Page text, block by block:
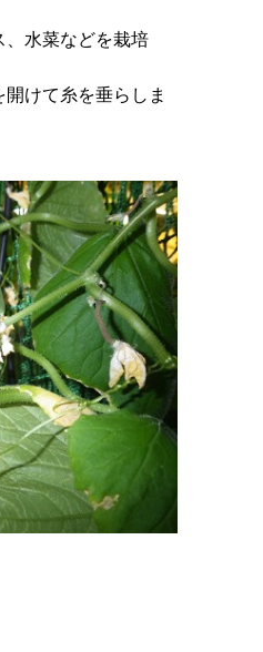
、水菜などを栽培
けて糸を垂らしま